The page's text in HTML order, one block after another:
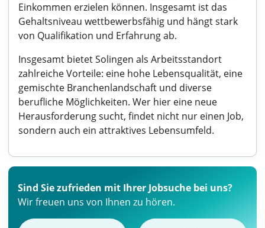
Einkommen erzielen können. Insgesamt ist das
Gehaltsniveau wettbewerbsfähig und hängt stark
von Qualifikation und Erfahrung ab.
Insgesamt bietet Solingen als Arbeitsstandort
zahlreiche Vorteile: eine hohe Lebensqualität, eine
gemischte Branchenlandschaft und diverse
berufliche Möglichkeiten. Wer hier eine neue
Herausforderung sucht, findet nicht nur einen Job,
sondern auch ein attraktives Lebensumfeld.
Sind Sie zufrieden mit Ihrer Jobsuche bei uns?
Wir freuen uns von Ihnen zu hören.